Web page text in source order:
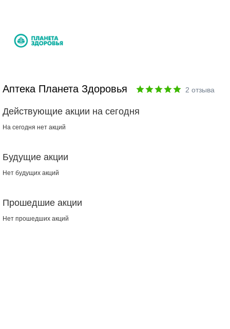
Аптека Планета Здоровья 2 отзыва
Действующие акции на сегодня
На сегодня нет акций
Будущие акции
Нет будущих акций
Прошедшие акции
Нет прошедших акций